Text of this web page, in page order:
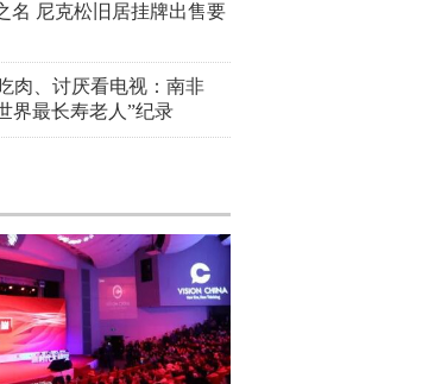
名 尼克松旧居挂牌出售要
肉、讨厌看电视：南非
界最长寿老人”纪录